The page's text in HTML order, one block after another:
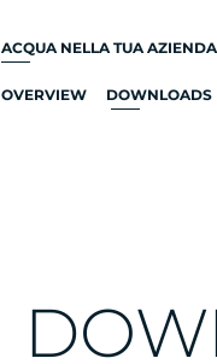
ACQUA NELLA TUA AZIENDA
RUBINETTO PER
EROGATORE ACQUA
OVERVIEW DOWNLOADS